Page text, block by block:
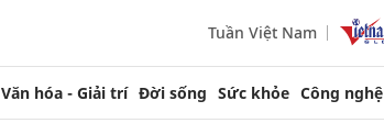
Tuần Việt Nam
Văn hóa - Giải trí Đời sống Sức khỏe Công nghệ